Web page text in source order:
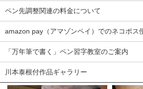
ペン先調整関連の料金について
amazon pay（アマゾンペイ）でのネコポス
「万年筆で書く」ペン習字教室のご案内
川本泰根付作品ギャラリー